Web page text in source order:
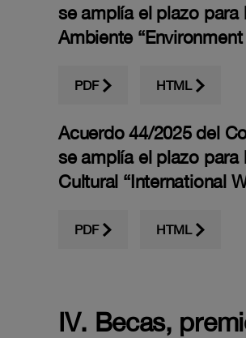
se amplía el plazo
Ambiente
PDF HTML
Acuerdo 44/2025 del
se amplía el plazo
Cultural “International
PDF HTML
IV. Becas,